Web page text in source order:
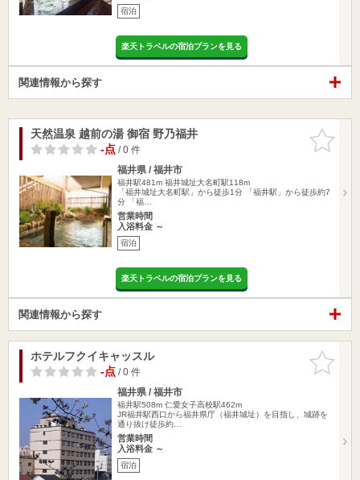
宿泊
楽天トラベルの宿泊プランを見る
関連情報から探す
お気に入
りに追加
天然温泉 越前の湯 御宿 野乃福井
-点/ 0 件
福井県 / 福井市
福井駅481m 福井城址大名町駅118m
「福井城址大名町駅」から徒歩1分 「福井駅」から徒歩約7
分 「福…
営業時間
入浴料金 ～
宿泊
楽天トラベルの宿泊プランを見る
関連情報から探す
お気に入
りに追加
ホテルフクイキャッスル
-点/ 0 件
福井県 / 福井市
福井駅508m 仁愛女子高校駅462m
JR福井駅西口から福井県庁（福井城址）を目指し、城跡を
通り抜け徒歩約…
営業時間
入浴料金 ～
宿泊